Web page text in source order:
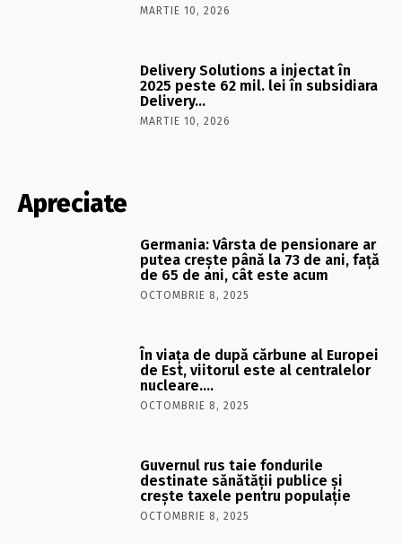
MARTIE 10, 2026
Delivery Solutions a injectat în
2025 peste 62 mil. lei în subsidiara
Delivery…
MARTIE 10, 2026
Apreciate
Germania: Vârsta de pensionare ar
putea crește până la 73 de ani, față
de 65 de ani, cât este acum
OCTOMBRIE 8, 2025
În viaţa de după cărbune al Europei
de Est, viitorul este al centralelor
nucleare….
OCTOMBRIE 8, 2025
Guvernul rus taie fondurile
destinate sănătății publice și
crește taxele pentru populație
OCTOMBRIE 8, 2025